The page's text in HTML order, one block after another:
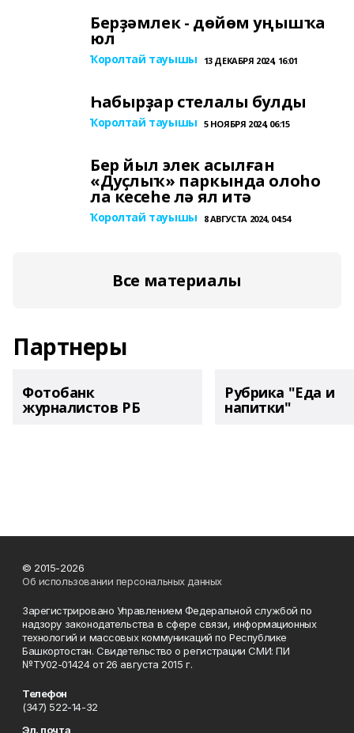
Берҙәмлек - дөйөм уңышҡа
юл
Ҡоролтай тауышы 13 ДЕКАБРЯ 2024, 16:01
Һабырҙар стелалы булды
Ҡоролтай тауышы 5 НОЯБРЯ 2024, 06:15
Бер йыл элек асылған
«Дуҫлыҡ» паркында олоһо
ла кесеһе лә ял итә
Ҡоролтай тауышы 8 АВГУСТА 2024, 04:54
Все материалы
Партнеры
Фотобанк
журналистов РБ
Рубрика "Еда и
напитки"
© 2015-2026
Об использовании персональных данных
Зарегистрировано Управлением Федеральной службой по
надзору законодательства в сфере связи, информационных
технологий и массовых коммуникаций по Республике
Башкортостан. Свидетельство о регистрации СМИ: ПИ
№ТУ02-01424 от 26 августа 2015 г.
Телефон
(347) 522-14-32
Эл. почта